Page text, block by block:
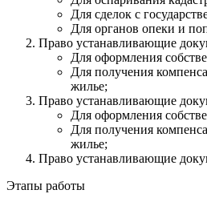
Для сделок с
Для органов опеки и
Право устанавливающие
Для оформления
Для получения
жилье;
Право устанавливающие
Для оформления
Для получения
жилье;
Право устанавливающие
Этапы работы